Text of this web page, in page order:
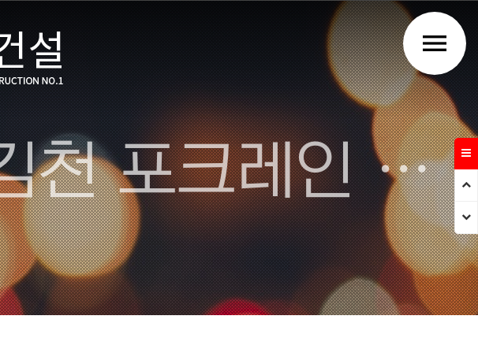
PrevNext
menu
주식회사 강우건설 - 김천 포크레인 덤프트럭 건설업체